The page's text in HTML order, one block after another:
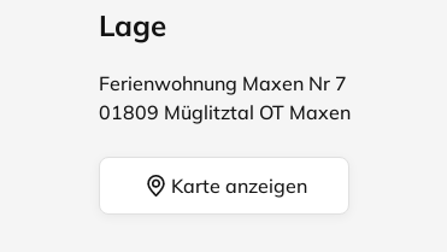
Lage
Ferienwohnung Maxen Nr 7
01809 Müglitztal OT Maxen
Karte anzeigen